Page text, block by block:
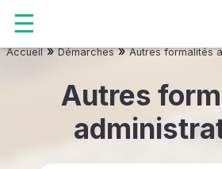
Accueil»Démarches»Autres formalités
Autres